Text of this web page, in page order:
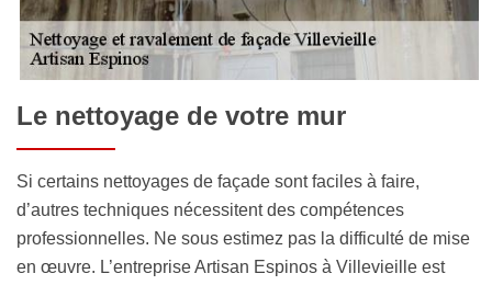
Le nettoyage de votre mur
Si certains nettoyages de façade sont faciles à faire,
d’autres techniques nécessitent des compétences
professionnelles. Ne sous estimez pas la difficulté de mise
en œuvre. L’entreprise Artisan Espinos à Villevieille est